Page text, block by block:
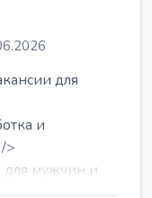
для
и
>
для мужчин и